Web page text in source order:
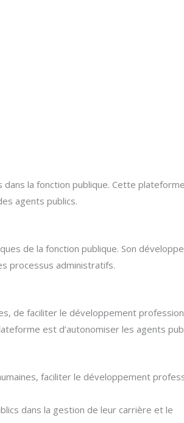
la fonction publique. Cette
agents publics.
de la fonction publique. Son
processus administratifs.
de faciliter le développement
est d’autonomiser les agents
faciliter le développement
dans la gestion de leur carrière et le